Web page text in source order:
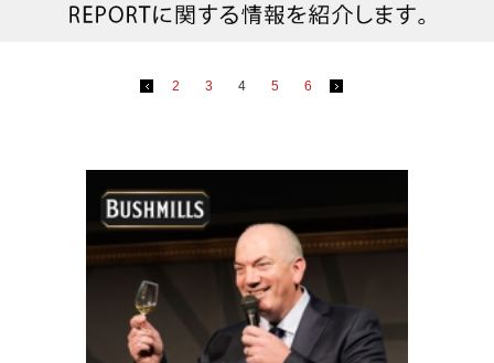
2 3 4 5 6